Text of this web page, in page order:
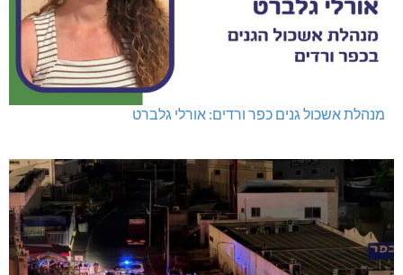
מנהלת אשכול גנים כפר ורדים: אורלי גלברט